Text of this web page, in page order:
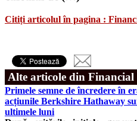
Citiți articolul în pagina :
Alte articole din Financial
Primele semne de încredere în
acțiunile Berkshire Hathaway
ultimele luni